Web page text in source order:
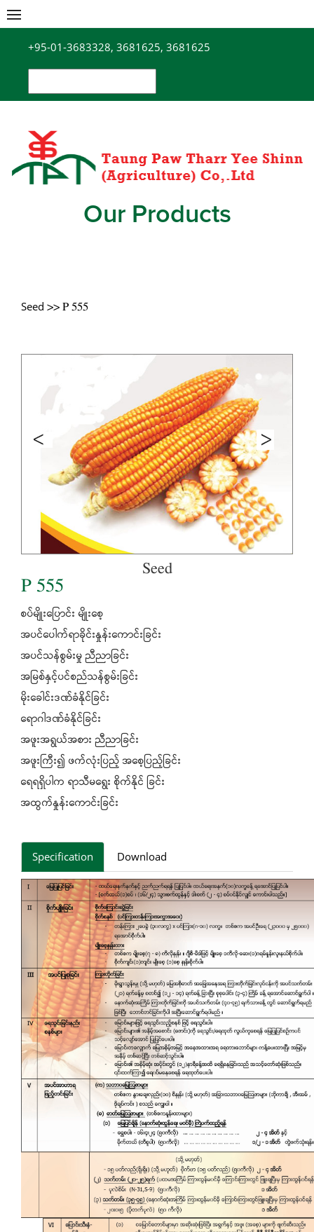
Skip
to
content+95-01-3683328, 3681625, 3681625
for:
Our Products
Seed >> P 555
Seed
P 555
စပ်မျိုးပြောင်း မျိုးစေ့
အပင်ပေါက်ရာခိုင်းနှုန်းကောင်းခြင်း
အပင်သန်စွမ်းမှု ညီညာခြင်း
အမြစ်နှင့်ပင်စည်သန်စွမ်းခြင်း
မိုးခေါင်းဒဏ်ခံနိုင်ခြင်း
ရောဂါဒဏ်ခံနိုင်ခြင်း
အဖူးအရွယ်အစား ညီညာခြင်း
အဖူးကြီး၍ ဖက်လုံးပြည့် အစေ့ပြည့်ခြင်း
ရေရရှိပါက ရာသီမရွေး စိုက်နိုင် ခြင်း
အထွက်နှုန်းကောင်းခြင်း
Specification Download